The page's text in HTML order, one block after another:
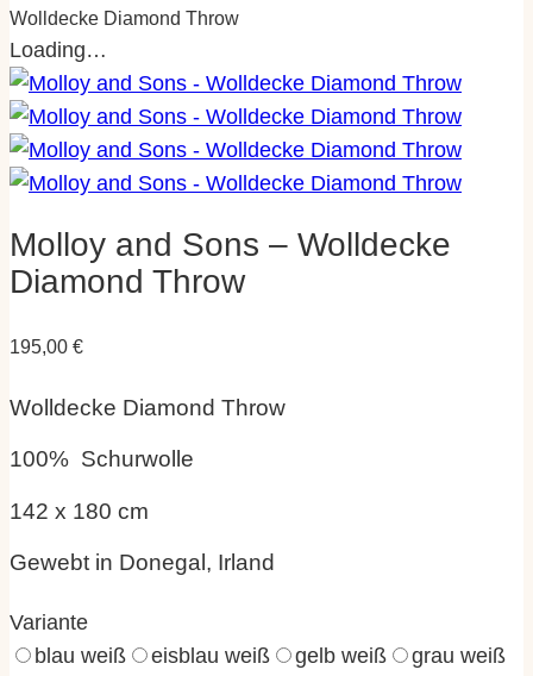
Wolldecke Diamond Throw
Loading…
Molloy and Sons – Wolldecke
Diamond Throw
195,00 €
Wolldecke Diamond Throw
100% Schurwolle
142 x 180 cm
Gewebt in Donegal, Irland
Variante
blau weiß
eisblau weiß gelb weiß
grau weiß